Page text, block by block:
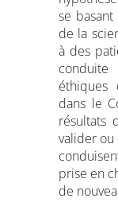
se basant
de la
à des
éthiques
dans le
résultats
valider ou
prise en
de